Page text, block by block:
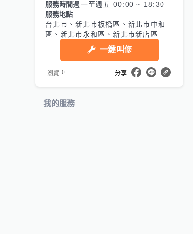
服務時間週一至週五 00:00 ~ 18:30
服務地點
台北市、新北市板橋區、新北市中和
區、新北市永和區、新北市新店區
一鍵叫修
瀏覽 0 分享
我的服務